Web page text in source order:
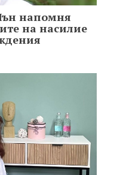
напомня
на насилие